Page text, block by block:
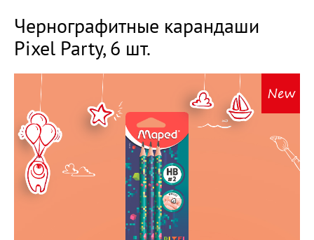
Чернографитные карандаши
Pixel Party, 6 шт.